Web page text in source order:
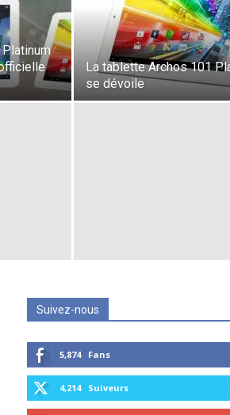
La tablette Archos 101
se dévoile
Suivez-nous
5,874 Fans
4,214 Suiveurs